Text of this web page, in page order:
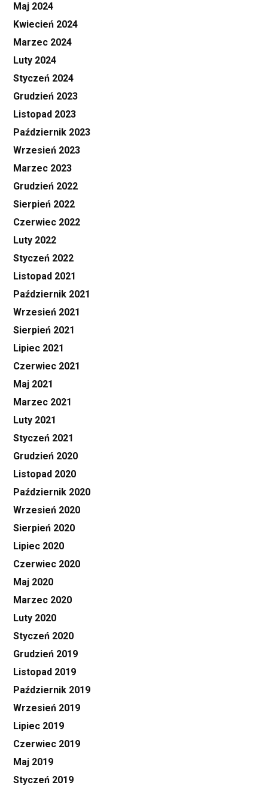
Maj 2024
Kwiecień 2024
Marzec 2024
Luty 2024
Styczeń 2024
Grudzień 2023
Listopad 2023
Październik 2023
Wrzesień 2023
Marzec 2023
Grudzień 2022
Sierpień 2022
Czerwiec 2022
Luty 2022
Styczeń 2022
Listopad 2021
Październik 2021
Wrzesień 2021
Sierpień 2021
Lipiec 2021
Czerwiec 2021
Maj 2021
Marzec 2021
Luty 2021
Styczeń 2021
Grudzień 2020
Listopad 2020
Październik 2020
Wrzesień 2020
Sierpień 2020
Lipiec 2020
Czerwiec 2020
Maj 2020
Marzec 2020
Luty 2020
Styczeń 2020
Grudzień 2019
Listopad 2019
Październik 2019
Wrzesień 2019
Lipiec 2019
Czerwiec 2019
Maj 2019
Styczeń 2019